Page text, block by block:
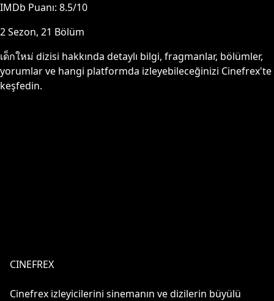
IMDb Puanı: 8.5/10
2Sezon, 21 Bölüm
เด็กใหม่ dizisi hakkında detaylı bilgi, fragmanlar, bölümler,
yorumlar ve hangi platformda izleyebileceğinizi Cinefrex'te
keşfedin.
CINEFREX
Cinefrex izleyicilerini sinemanın ve dizilerin büyülü